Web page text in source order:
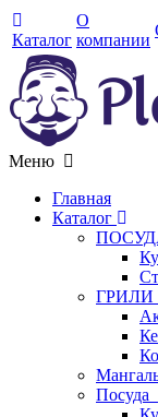
Каталог
О
компании
Меню
Главная
Каталог
ГРИЛИ
Посуда